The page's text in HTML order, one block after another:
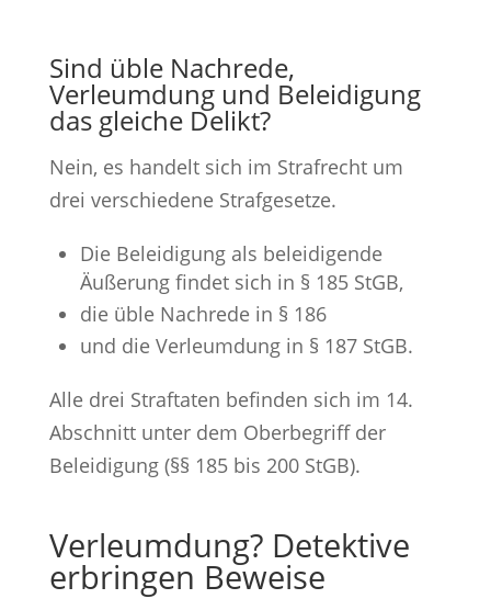
Sind üble Nachrede,
Verleumdung und Beleidigung
das gleiche Delikt?
Nein, es handelt sich im Strafrecht um
drei verschiedene Strafgesetze.
Die Beleidigung als beleidigende
Äußerung findet sich in § 185 StGB,
die üble Nachrede in § 186
und die Verleumdung in § 187 StGB.
Alle drei Straftaten befinden sich im 14.
Abschnitt unter dem Oberbegriff der
Beleidigung (§§ 185 bis 200 StGB).
Verleumdung? Detektive
erbringen Beweise